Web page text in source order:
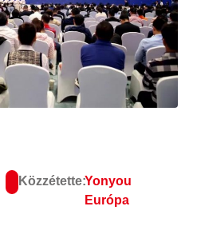
Közzétette:Yonyou
Európa